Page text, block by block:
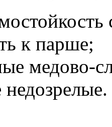
к парше;
медово-